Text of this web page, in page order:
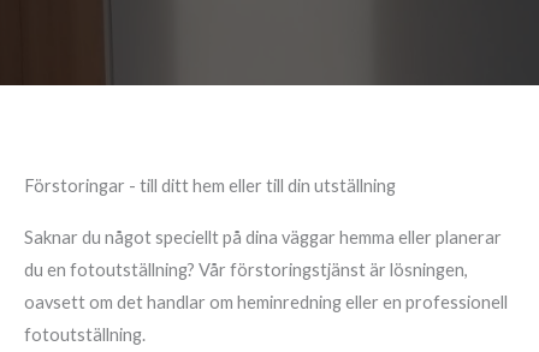
Förstoringar - till ditt hem eller till din utställning
Saknar du något speciellt på dina väggar hemma eller planerar
du en fotoutställning? Vår förstoringstjänst är lösningen,
oavsett om det handlar om heminredning eller en professionell
fotoutställning.